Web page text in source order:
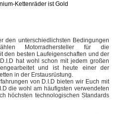
Kettenräder ist Gold
den unterschiedlichsten Bedingungen
Motorradhersteller für die
den besten Laufeigenschaften und der
hat wohl schon mit jedem großen
und ist heute einer der
in der Erstausrüstung.
von D.I.D bieten wir Euch mit
die wohl am häufigsten verwendeten
höchsten technologischen Standards